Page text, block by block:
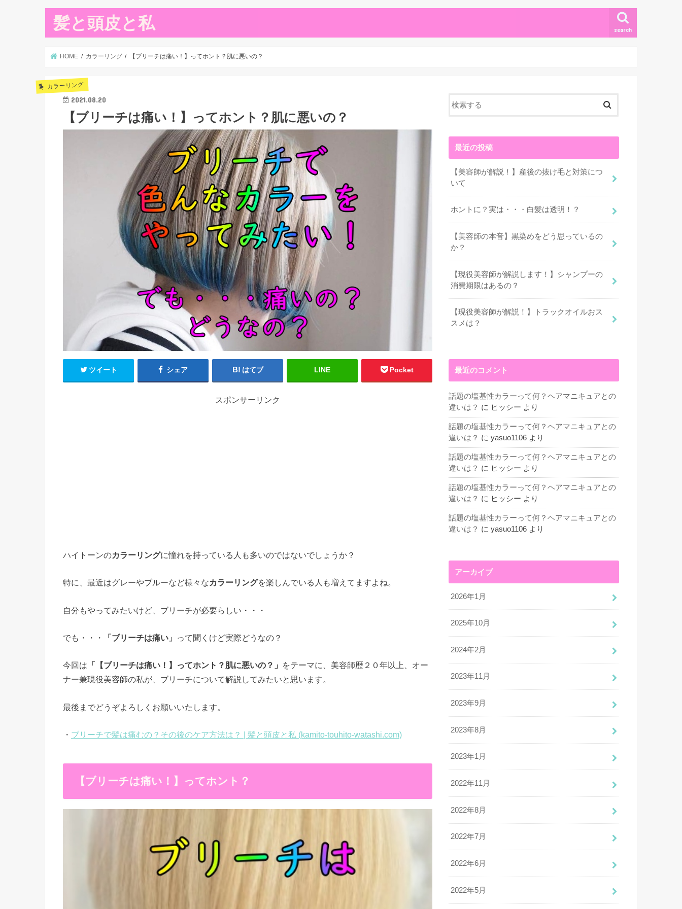
髪と頭皮と私 search
HOME カラーリング 【ブリーチは痛い！】ってホント？肌に悪いの？
カラーリング
2021.08.20
【ブリーチは痛い！】ってホント？肌に悪いの？
ツイート シェア はてブ LINE Pocket
スポンサーリンク
ハイトーンのカラーリングに憧れを持っている人も多いのではないでしょうか？
特に、最近はグレーやブルーなど様々なカラーリングを楽しんでいる人も増えてますよね。
自分もやってみたいけど、ブリーチが必要らしい・・・
でも・・・ 「ブリーチは痛い」 って聞くけど実際どうなの？
今回は 「【ブリーチは痛い！】ってホント？肌に悪いの？」
をテーマに、美容師歴２０年以上、オー
ナー兼現役美容師の私が、ブリーチについて解説してみたいと思います。
最後までどうぞよろしくお願いいたします。
・ ブリーチで髪は痛むの？その後のケア方法は？ | 髪と頭皮と私 (kamito-touhito-watashi.com)
【ブリーチは痛い！】ってホント？
最近の投稿
【美容師が解説！】産後の抜け毛と対策につ
いて
ホントに？実は・・・白髪は透明！？
【美容師の本音】黒染めをどう思っているの
か？
【現役美容師が解説します！】シャンプーの
消費期限はあるの？
【現役美容師が解説！】トラックオイルおス
スメは？
最近のコメント
話題の塩基性カラーって何？ヘアマニキュアとの
違いは？ に ヒッシー より
話題の塩基性カラーって何？ヘアマニキュアとの
違いは？ に yasuo1106 より
話題の塩基性カラーって何？ヘアマニキュアとの
違いは？ に ヒッシー より
話題の塩基性カラーって何？ヘアマニキュアとの
違いは？ に ヒッシー より
話題の塩基性カラーって何？ヘアマニキュアとの
違いは？ に yasuo1106 より
アーカイブ
2026年1月
2025年10月
2024年2月
2023年11月
2023年9月
2023年8月
2023年1月
2022年11月
2022年8月
2022年7月
2022年6月
2022年5月